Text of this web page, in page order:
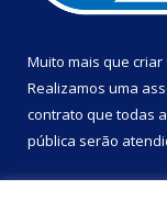
Muito mais que criar
Realizamos uma
contrato que todas
pública serão